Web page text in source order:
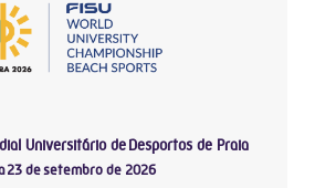
Universitário de Desportos de Praia
23 de setembro de 2026